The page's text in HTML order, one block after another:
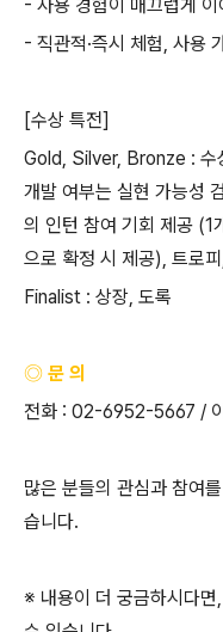
- 사용 경험이 매끄럽게
- 직관적·즉시 체험, 사용
[수상 특전]
Gold, Silver, Bronze : 수
개발 여부는 실현 가능성
의 인턴 참여 기회 제공 (1
으로 확정 시 제공), 트로피
Finalist : 상장, 도록
◎ 문 의
전화 : 02-6952-5667 /
많은 분들의 관심과 참여
습니다.
※ 내용이 더 궁금하시다면